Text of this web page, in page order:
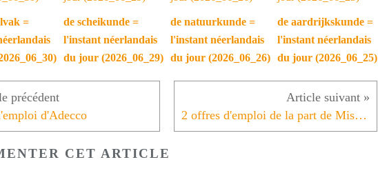
=
de scheikunde =
l'instant néerlandais
du jour (2026_06_29)
de natuurkunde =
l'instant néerlandais
du jour (2026_06_26)
de aardrijkskunde =
l'instant néerlandais
du jour (2026_06_25)
d'Adecco 2 offres d'emploi de la part de Mister Bilingue
CET ARTICLE